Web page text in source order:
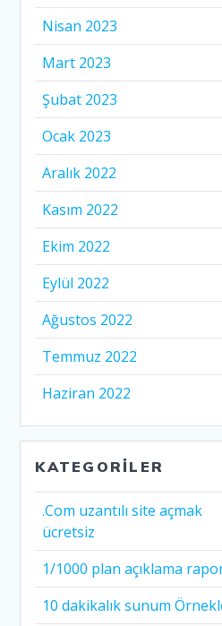
Nisan 2023
Mart 2023
Şubat 2023
Ocak 2023
Aralık 2022
Kasım 2022
Ekim 2022
Eylül 2022
Ağustos 2022
Temmuz 2022
Haziran 2022
KATEGORILER
.Com uzantılı site açmak
ücretsiz
1/1000 plan açıklama
10 dakikalık sunum